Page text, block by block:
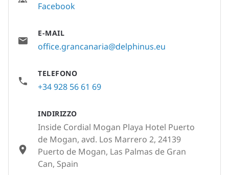
Facebook
E-MAIL
office.grancanaria@delphinus.eu
TELEFONO
+34 928 56 61 69
INDIRIZZO
Inside Cordial Mogan Playa Hotel Puerto
de Mogan, avd. Los Marrero 2, 24139
Puerto de Mogan, Las Palmas de Gran
Can, Spain